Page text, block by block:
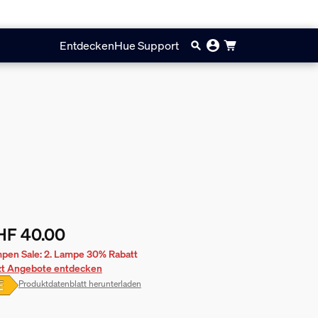
EntdeckenHue Support
Preis ist CHF 40.00
40.00
Sale: 2. Lampe 30% Rabatt
Angebote entdecken
Produktdatenblatt herunterladen